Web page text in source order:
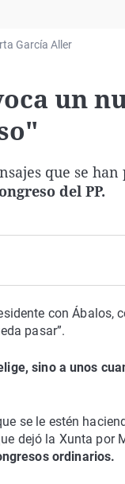
García Aller
un
que se
del PP.
con Ábalos,
pasar”.
sino a unos
se le estén
dejó la Xunta por
ordinarios.